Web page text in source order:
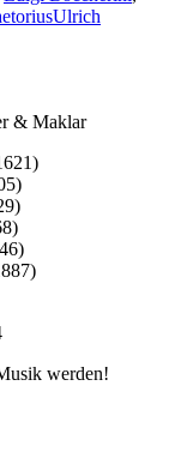
Ulrich
& Maklar
werden!